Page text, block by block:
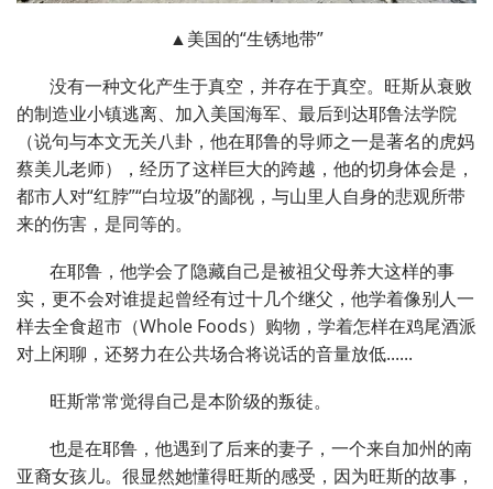
▲美国的“生锈地带”
没有一种文化产生于真空，并存在于真空。旺斯从衰败
的制造业小镇逃离、加入美国海军、最后到达耶鲁法学院
（说句与本文无关八卦，他在耶鲁的导师之一是著名的虎妈
蔡美儿老师），经历了这样巨大的跨越，他的切身体会是，
都市人对“红脖”“白垃圾”的鄙视，与山里人自身的悲观所带
来的伤害，是同等的。
在耶鲁，他学会了隐藏自己是被祖父母养大这样的事
实，更不会对谁提起曾经有过十几个继父，他学着像别人一
样去全食超市（Whole Foods）购物，学着怎样在鸡尾酒派
对上闲聊，还努力在公共场合将说话的音量放低......
旺斯常常觉得自己是本阶级的叛徒。
也是在耶鲁，他遇到了后来的妻子，一个来自加州的南
亚裔女孩儿。很显然她懂得旺斯的感受，因为旺斯的故事，